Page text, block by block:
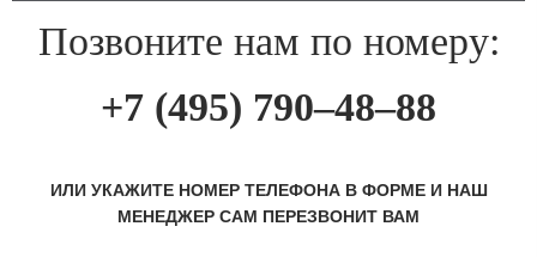
Позвоните нам по номеру:
+7 (495) 790–48–88
ИЛИ УКАЖИТЕ НОМЕР ТЕЛЕФОНА В ФОРМЕ И НАШ
МЕНЕДЖЕР САМ ПЕРЕЗВОНИТ ВАМ